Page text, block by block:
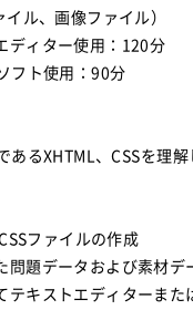
ル、画像ファイル）
ィター使用：120分
フト使用：90分
るXHTML、CSSを理
ファイルの作成
題データおよび素材デ
テキストエディターまた